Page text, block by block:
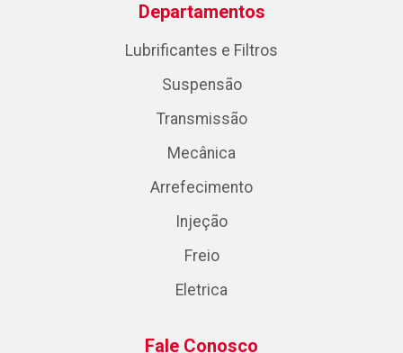
Departamentos
Lubrificantes e Filtros
Suspensão
Transmissão
Mecânica
Arrefecimento
Injeção
Freio
Eletrica
Fale Conosco